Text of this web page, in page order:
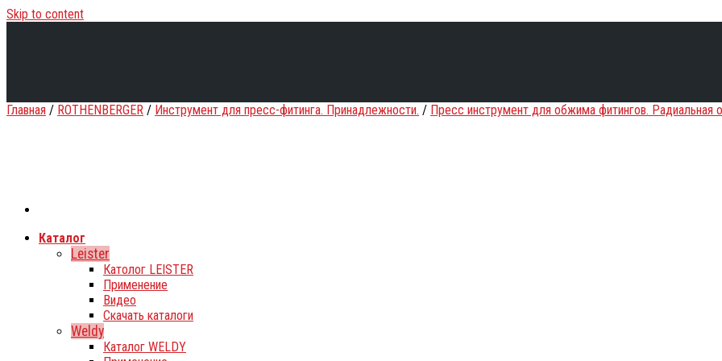
Skip to content
Каталог
Leister
Католог LEISTER
Применение
Видео
Скачать каталоги
Weldy
Каталог WELDY
Главная / ROTHENBERGER / Инструмент для пресс-фитинга. Принадлежности. / Пресс инструмент для обжима фитингов. Радиальная